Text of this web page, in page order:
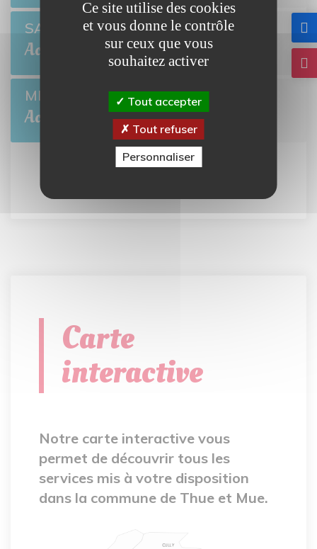
SAM 22
Août
Open de pétanque
BRETTEVILLE-L'ORGUEILLEUSE
MER 26
Août
Collecte de sang
BRETTEVILLE-L'ORGUEILLEUSE
Carte
interactive
Notre carte interactive vous
permet de découvrir tous les
services mis à votre disposition
dans la commune de Thue et Mue.
Ce site utilise des cookies
et vous donne le contrôle
sur ceux que vous
souhaitez activer
Tout accepter
Tout refuser
Personnaliser